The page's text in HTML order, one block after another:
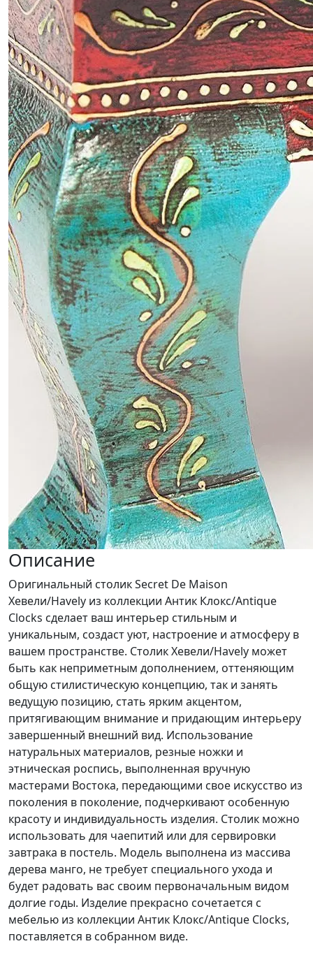
Описание
Оригинальный столик Secret De Maison
Хевели/Havely из коллекции Антик Клокс/Antique
Clocks сделает ваш интерьер стильным и
уникальным, создаст уют, настроение и атмосферу в
вашем пространстве. Столик Хевели/Havely может
быть как неприметным дополнением, оттеняющим
общую стилистическую концепцию, так и занять
ведущую позицию, стать ярким акцентом,
притягивающим внимание и придающим интерьеру
завершенный внешний вид. Использование
натуральных материалов, резные ножки и
этническая роспись, выполненная вручную
мастерами Востока, передающими свое искусство из
поколения в поколение, подчеркивают особенную
красоту и индивидуальность изделия. Столик можно
использовать для чаепитий или для сервировки
завтрака в постель. Модель выполнена из массива
дерева манго, не требует специального ухода и
будет радовать вас своим первоначальным видом
долгие годы. Изделие прекрасно сочетается с
мебелью из коллекции Антик Клокс/Antique Clocks,
поставляется в собранном виде.